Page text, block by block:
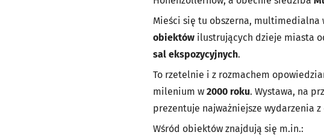
Mieści się tu obszerna, multimedialna
obiektów ilustrujących dzieje miasta
sal ekspozycyjnych.
To rzetelnie i z rozmachem
milenium w 2000 roku. Wystawa, na
prezentuje najważniejsze wydarzenia
Wśród obiektów znajdują się m.in.: